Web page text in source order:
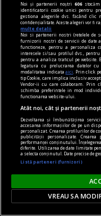
design interior
Design interior și
o locuință modernă
În momentul în care
locuință, nu mai
produse care arată
Noi și partenerii noștri606
identificatorii cookie unici pentru
gestiona alegerile dvs. făcând
confidențialitate. Aceste alegeri vor fi
multe detalii
Noi si partenerii nostri (retelele de
furnizorii nostri de servicii de date
functioneze, pentru a
interesele si/sau profilul dvs.,
pentru a analiza traficul pe website.
legatura cu prelucrarea datelor
modalitatea indicataaici
. Prin click
tip Cookie, care implica inclusiv
Vendor-ii cu care colaboram. Prin
schimba preferintele in mod
functionarea website-ului.
Atât noi, cât și partenerii
Dezvoltarea și îmbunătățirea
accesarea informațiilor de pe un
personalizat. Crearea profilurilor de
publicității personalizate.
performanței conținutului.
diferite. Utilizarea de date limitate
a selecta conținutul. Date precise de
Listă parteneri (furnizori)
VREAU SA